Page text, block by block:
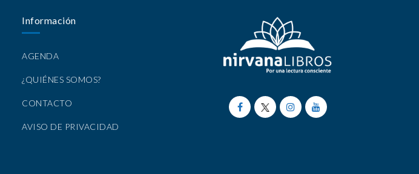
Información
AGENDA
¿QUIÉNES SOMOS?
CONTACTO
AVISO DE PRIVACIDAD